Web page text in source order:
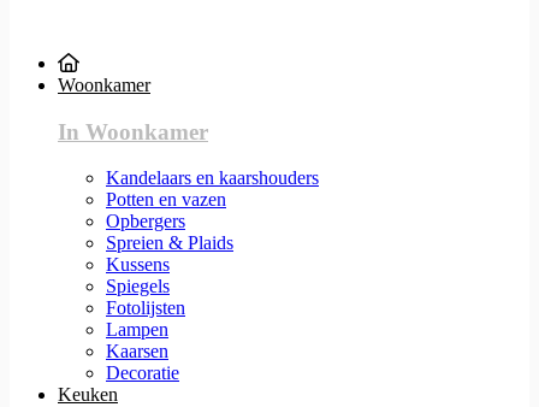
Woonkamer
In Woonkamer
Kandelaars en kaarshouders
Potten en vazen
Opbergers
Spreien & Plaids
Kussens
Spiegels
Fotolijsten
Lampen
Kaarsen
Decoratie
Keuken